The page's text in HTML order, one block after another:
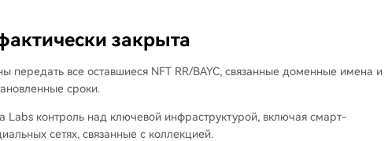
закрыта
передать все оставшиеся NFT RR/BAYC, связанные доменные имена и
сроки.
Labs контроль над ключевой инфраструктурой, включая смарт-
сетях, связанные с коллекцией.